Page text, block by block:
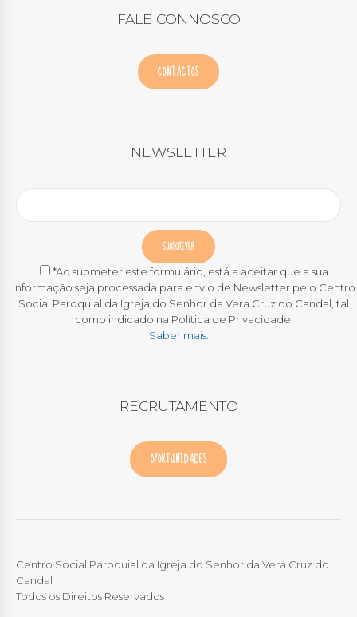
FALE CONNOSCO
CONTACTOS
NEWSLETTER
*Ao submeter este formulário, está a aceitar que a sua
informação seja processada para envio de Newsletter pelo Centro
Social Paroquial da Igreja do Senhor da Vera Cruz do Candal, tal
como indicado na Política de Privacidade.
Saber mais.
RECRUTAMENTO
OPORTUNIDADES
Centro Social Paroquial da Igreja do Senhor da Vera Cruz do
Candal
Todos os Direitos Reservados